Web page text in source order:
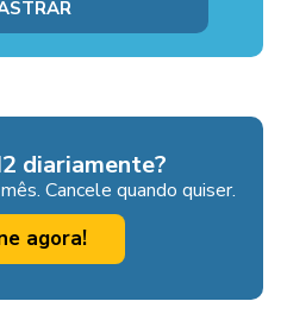
diariamente?
Cancele quando quiser.
agora!